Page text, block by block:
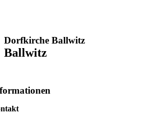
Dorfkirche Ballwitz
Ballwitz